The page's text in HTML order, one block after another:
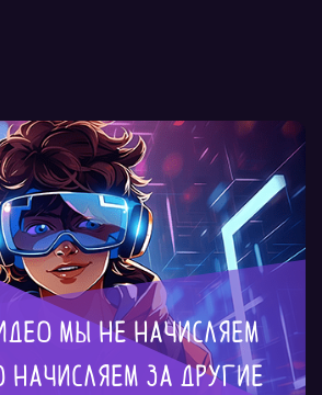
мы не начисляем
начисляем за другие